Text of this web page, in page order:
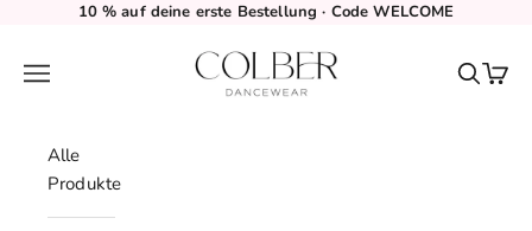
Zum Inhalt springen10 % auf deine erste Bestellung · Code WELCOME
Colber Dancewear
Menü Suchen
Alle
Produkte